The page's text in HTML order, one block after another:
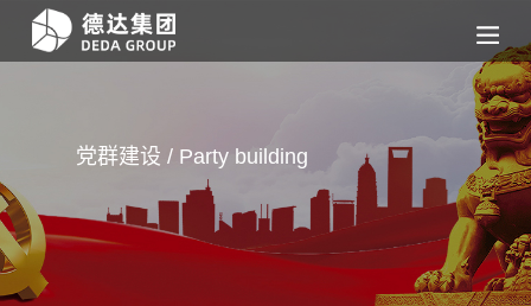
党群建设 / Party building